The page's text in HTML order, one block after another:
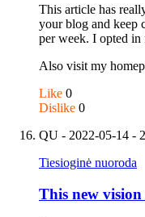
This article has
your blog and keep
per week. I opted in
Also visit my
Like 0
Dislike 0
QU - 2022-05-14 -
Tiesioginė nuoroda
This new